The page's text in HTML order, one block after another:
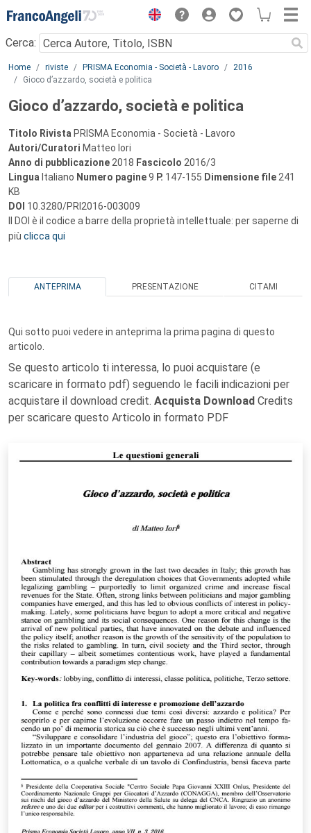
Menu
Cerca:
Main content
Home riviste PRISMA Economia - Società - Lavoro
2016
Gioco d’azzardo, società e politica
Gioco d’azzardo, società e politica
Titolo Rivista PRISMA Economia - Società - Lavoro
Autori/Curatori Matteo Iori
Anno di pubblicazione 2018 Fascicolo 2016/3
Lingua Italiano Numero pagine9 P. 147-155 Dimensione file 241
KB
DOI 10.3280/PRI2016-003009
Il DOI è il codice a barre della proprietà intellettuale: per saperne di
più clicca qui
ANTEPRIMA PRESENTAZIONE CITAMI
Qui sotto puoi vedere in anteprima la prima pagina di questo
articolo.
Se questo articolo ti interessa, lo puoi acquistare (e
scaricare in formato pdf) seguendo le facili indicazioni per
acquistare il download credit. Acquista Download Credits
per scaricare questo Articolo in formato PDF